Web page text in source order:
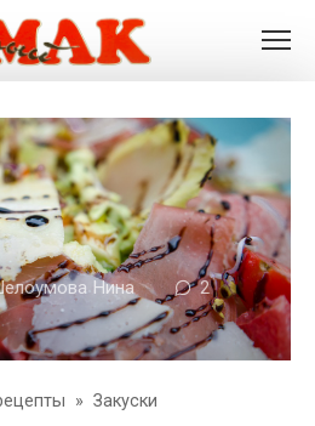
Нина
2
» Закуски